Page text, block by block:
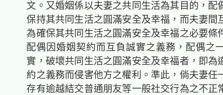
文。 又婚姻係以夫妻之共同生活為其目的， 配
保持其共同生活之圓滿安全及幸福，而夫妻間
為確保其共同生活之圓滿安全及幸福之必要條
配偶 因婚姻契約而互負誠實之義務， 配偶之
實，破壞共同生活之圓滿安全及幸福者，即為
約之義務而侵害他方之權利 。準此，倘夫妻任
存有逾越結交普通朋友等一般社交行為之不正